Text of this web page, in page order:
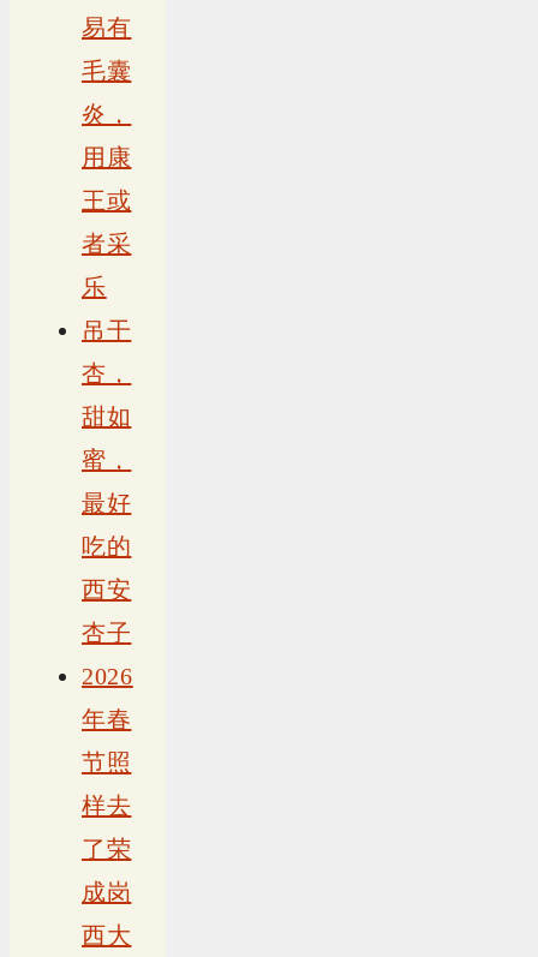
易有
毛囊
炎，
用康
王或
者采
乐
吊干
杏，
甜如
蜜，
最好
吃的
西安
杏子
2026
年春
节照
样去
了荣
成岗
西大